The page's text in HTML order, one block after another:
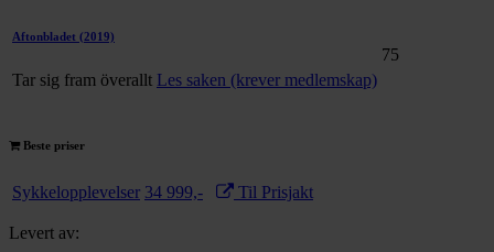
Aftonbladet (2019)
Tar sig fram överallt Les saken (krever medlemskap)
75
Beste priser
Sykkelopplevelser 34 999,- Til Prisjakt
Levert av: